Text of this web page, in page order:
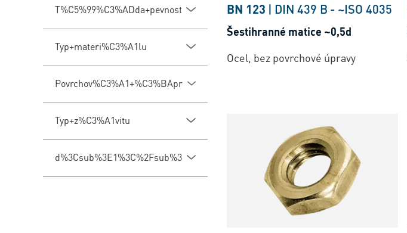
T%C5%99%C3%ADda+pevnosti
Typ+materi%C3%A1lu
Povrchov%C3%A1+%C3%BAprava
Typ+z%C3%A1vitu
d%3Csub%3E1%3C%2Fsub%3E
BN 123 | DIN 439 B - ~ISO 4035
Šestihranné matice ~0,5d
Ocel, bez povrchové úpravy